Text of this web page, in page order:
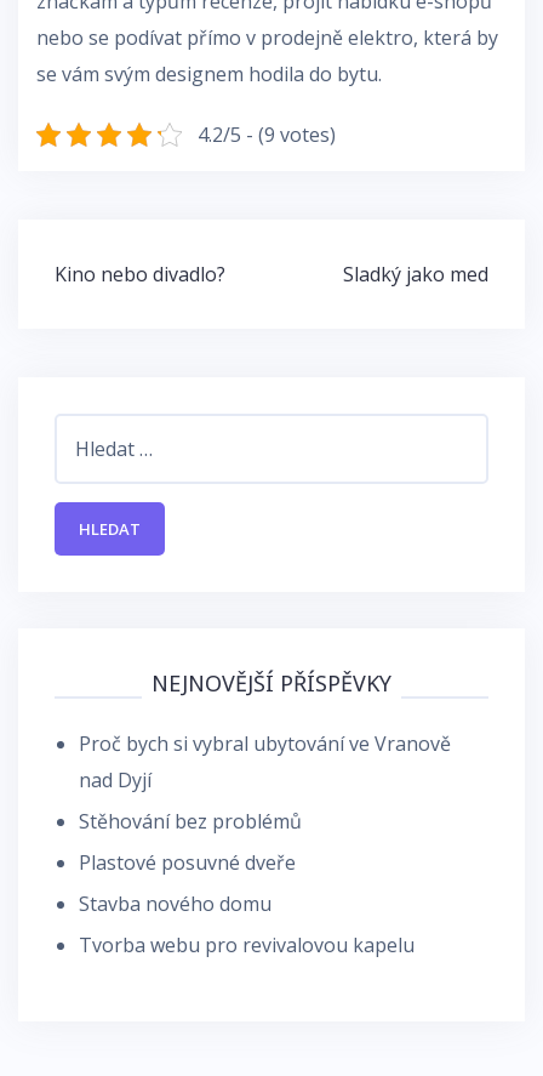
nebo se podívat přímo v prodejně elektro, která by
se vám svým designem hodila do bytu.
4.2/5 - (9 votes)
Navigace
Kino nebo divadlo? Sladký jako med
NEJNOVĚJŠÍ PŘÍSPĚVKY
Proč bych si vybral ubytování ve Vranově
nad Dyjí
Stěhování bez problémů
Plastové posuvné dveře
Stavba nového domu
Tvorba webu pro revivalovou kapelu